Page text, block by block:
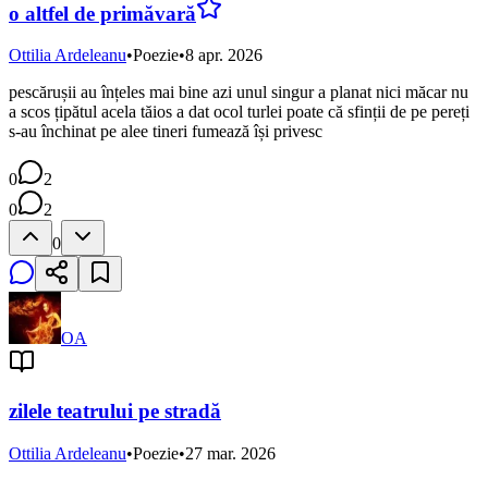
o altfel de primăvară
Ottilia Ardeleanu•Poezie•8 apr. 2026
pescărușii au înțeles mai bine azi unul singur a planat nici măcar nu
a scos țipătul acela tăios a dat ocol turlei poate că sfinții de pe pereți
s-au închinat pe alee tineri fumează își privesc
0
2
0
2
0
OA
zilele teatrului pe stradă
Ottilia Ardeleanu•Poezie•27 mar. 2026